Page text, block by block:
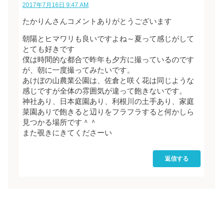
2017年7月16日 9:47 AM
たかりんさんコメントありがとうございます
朝陽とヒマワリも良いですよね～夏って感じがして
とても好きです
僕は時間的な都合で昨年も夕方に撮っているのです
が、朝に一度撮ってみたいです。
あけぼの山農業公園は、佐倉と咲く花は同じような
感じですが全体の雰囲気が違って飽きないです。
神社あり、日本庭園あり、利根川の土手あり、家庭
菜園ありで飽きると辺りをフラフラすると何かしら
見つかる場所です＾＾
また覗きにきてくださーい
返信する